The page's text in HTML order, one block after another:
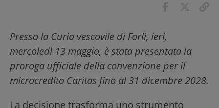
Presso la Curia vescovile di Forlì, ieri,
mercoledì 13 maggio, è stata presentata la
proroga ufficiale della convenzione per il
microcredito Caritas fino al 31 dicembre 2028.
La decisione trasforma uno strumento